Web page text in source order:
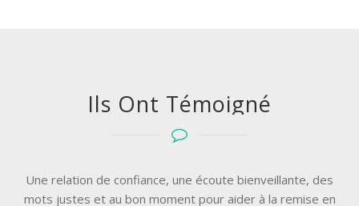
Ils Ont Témoigné
Une relation de confiance, une écoute bienveillante, des
mots justes et au bon moment pour aider à la remise en